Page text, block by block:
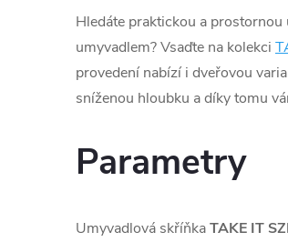
Hledáte praktickou a
umyvadlem? Vsaďte na kolekci
provedení nabízí i dveřovou
sníženou hloubku a díky tomu
Parametry
Umyvadlová skříňkaTAKE IT